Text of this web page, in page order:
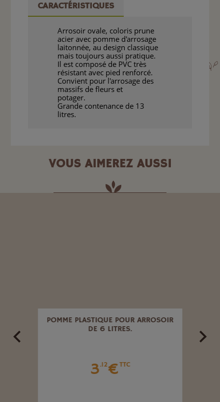
CARACTÉRISTIQUES
Arrosoir ovale, coloris prune
acier avec pomme d'arrosage
laitonnée, au design classique
mais toujours aussi pratique.
Il est composé de PVC très
résistant avec pied renforcé.
Convient pour l'arrosage des
massifs de fleurs et
potager.
Grande contenance de 13
litres.
VOUS AIMEREZ AUSSI
POMME PLASTIQUE POUR ARROSOIR
DE 6 LITRES.
3.12€TTC